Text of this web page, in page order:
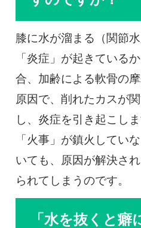
膝に水が溜まる（関節
「炎症」が起きている
合、加齢による軟骨の
原因で、削れたカスが
し、炎症を引き起こし
「火事」が鎮火してい
いても、原因が解決さ
られてしまうのです。
「水を抜くと癖